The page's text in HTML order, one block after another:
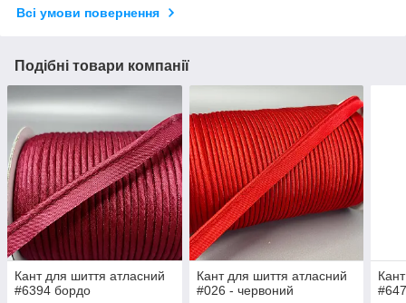
Всі умови повернення
Подібні товари компанії
Кант для шиття атласний
#6394 бордо
Кант для шиття атласний
#026 - червоний